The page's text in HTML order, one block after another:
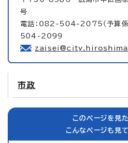
号
電話：082-504-2075（予算
504-2099
市政
このページを見
こんなページも見